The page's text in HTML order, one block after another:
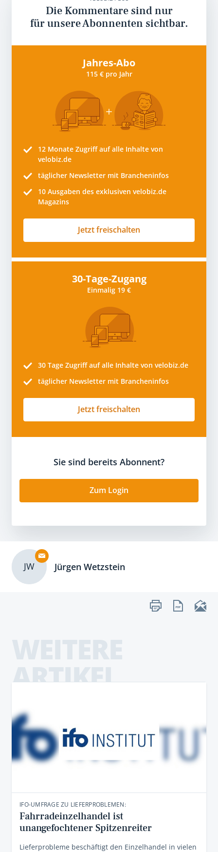
Die Kommentare sind nur
für unsere Abonnenten sichtbar.
Jahres-Abo
115 € pro Jahr
12 Monate Zugriff auf alle Inhalte von
velobiz.de
täglicher Newsletter mit Brancheninfos
10 Ausgaben des exklusiven velobiz.de
Magazins
Jetzt freischalten
30-Tage-Zugang
Einmalig 19 €
30 Tage Zugriff auf alle Inhalte von velobiz.de
täglicher Newsletter mit Brancheninfos
Jetzt freischalten
Sie sind bereits Abonnent?
Zum Login
JW Jürgen Wetzstein
ARTIKEL
IFO-UMFRAGE ZU LIEFERPROBLEMEN:
Fahrradeinzelhandel ist
unangefochtener Spitzenreiter
Lieferprobleme beschäftigt den Einzelhandel in vielen